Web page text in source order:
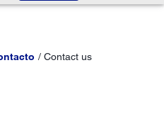
Contact us